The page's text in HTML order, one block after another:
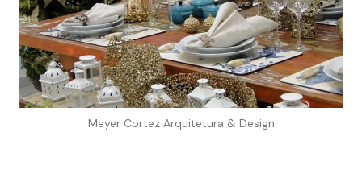
Meyer Cortez Arquitetura & Design